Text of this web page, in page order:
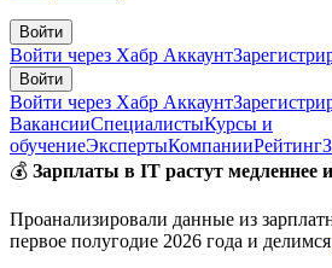
Войти
Войти через Хабр Аккаунт
Войти
Войти через Хабр Аккаунт
ВакансииСпециалистыКурсы и
обучениеЭкспертыКомпанииРейтинг
💰 Зарплаты в IT растут медленнее
Проанализировали данные из
первое полугодие 2026 года и делимся